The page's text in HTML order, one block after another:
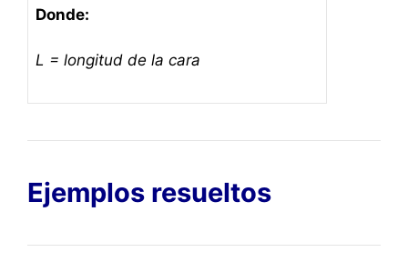
Donde:
L = longitud de la cara
Ejemplos resueltos